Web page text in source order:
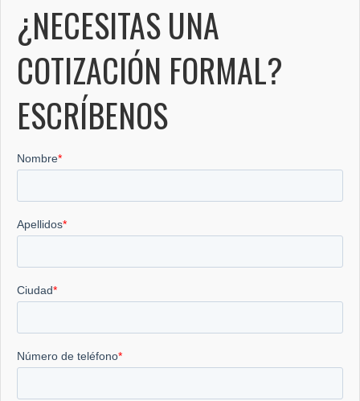
¿NECESITAS UNA
COTIZACIÓN FORMAL?
ESCRÍBENOS